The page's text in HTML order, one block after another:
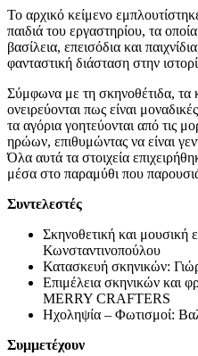
Το αρχικό κείμενο
παιδιά του εργαστηρίου, τα
βασίλεια, επεισόδια και
φανταστική διάσταση στην
Σύμφωνα με τη σκηνοθέτιδα, τα
ονειρεύονται πως είναι
τα αγόρια γοητεύονται από τις
ηρώων, επιθυμώντας να είναι
Όλα αυτά τα στοιχεία
μέσα στο παραμύθι που
Συντελεστές
Σκηνοθετική και μουσική
Κωνσταντινοπούλου
Κατασκευή σκηνικών:
Επιμέλεια σκηνικών και
MERRY CRAFTERS
Ηχοληψία – Φωτισμοί:
Συμμετέχουν